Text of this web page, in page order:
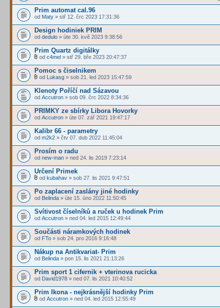
Prim automat cal.96
od Maty » stř 12. črc 2023 17:31:36
Design hodiniek PRIM
od dedulo » úte 30. kvě 2023 9:38:56
Prim Quartz digitálky
od c4mel » stř 29. bře 2023 20:47:37
Pomoc s čiselnikem
od Lukasg » sob 21. led 2023 15:47:59
Klenoty Poříčí nad Sázavou
od Accutron » sob 09. črc 2022 8:34:36
PRIMKY ze sbírky Libora Hovorky
od Accutron » úte 07. zář 2021 19:47:17
Kalibr 66 - parametry
od m2k2 » čtv 07. dub 2022 11:45:04
Prosím o radu
od new-man » ned 24. lis 2019 7:23:14
Určení Primek
od kubahav » sob 27. lis 2021 9:47:51
Po zaplacení zaslány jiné hodinky
od Belinda » úte 15. úno 2022 11:50:45
Svítivost číselníků a ruček u hodinek Prim
od Accutron » ned 04. led 2015 12:49:44
Součásti náramkových hodinek
od FTo » sob 24. pro 2016 9:16:48
Nákup na Antikvariat- Prim
od Belinda » pon 15. lis 2021 21:13:26
Prim sport 1 cifernik + vterinova rucicka
od David1978 » ned 07. lis 2021 10:40:52
Prim Ikona - nejkrásnější hodinky Prim
od Accutron » ned 04. led 2015 12:55:49